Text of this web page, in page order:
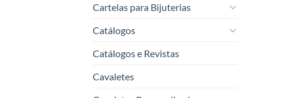
Cartelas para Bijuterias
Catálogos
Catálogos e Revistas
Cavaletes